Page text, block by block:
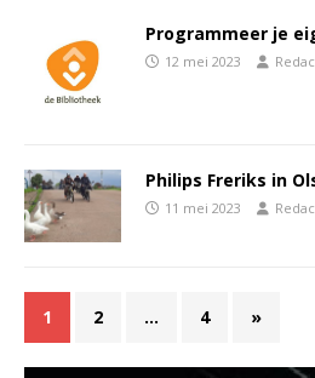
Programmeer je
12 mei 2023
Philips Freriks in
11 mei 2023
1 2 … 4 »